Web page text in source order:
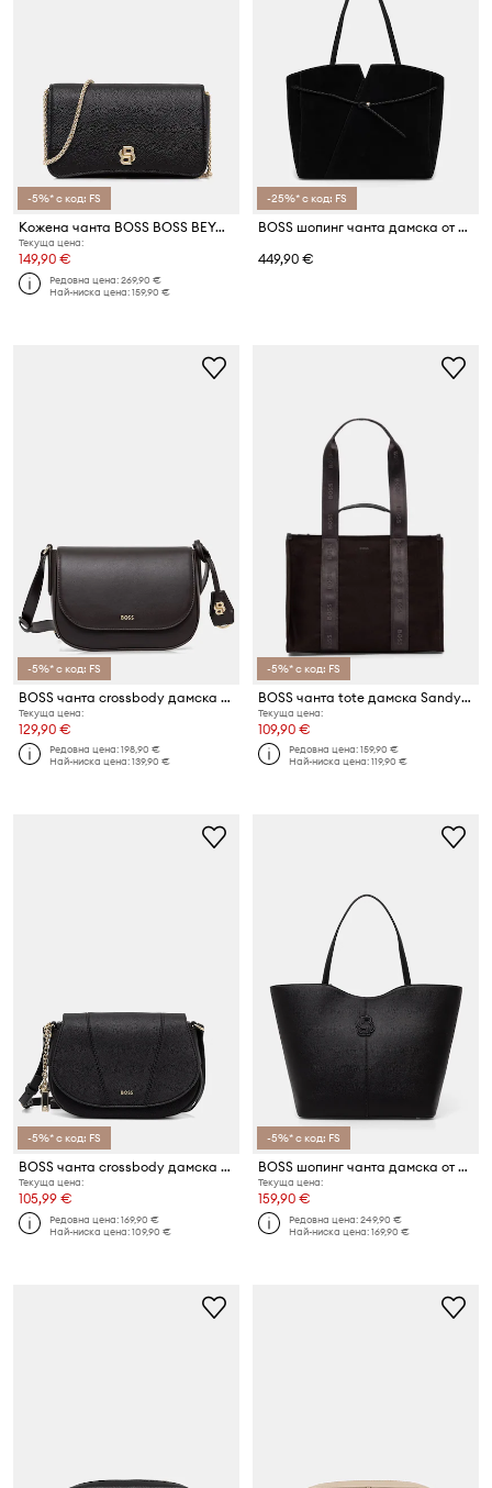
-5%* с код: FS
Кожена чанта BOSS BOSS BEYOND NewClutc
Текуща цена:
149,90 €
Редовна цена:269,90 €
Най-ниска цена:159,90 €
-25%* с код: FS
BOSS шопинг чанта дамска от велур BOSS REVERS TOTE S
449,90 €
-5%* с код: FS
BOSS чанта crossbody дамска от кожа NUMAH Saddle
Текуща цена:
129,90 €
Редовна цена:198,90 €
Най-ниска цена:139,90 €
-5%* с код: FS
BOSS чанта tote дамска Sandy Tote C
Текуща цена:
109,90 €
Редовна цена:159,90 €
Най-ниска цена:119,90 €
-5%* с код: FS
BOSS чанта crossbody дамска от имитация на кожа SALLEY SADDLE
Текуща цена:
105,99 €
Редовна цена:169,90 €
Най-ниска цена:109,90 €
-5%* с код: FS
BOSS шопинг чанта дамска от имитация на кожа Anett New BIG Tote
Текуща цена:
159,90 €
Редовна цена:249,90 €
Най-ниска цена:169,90 €